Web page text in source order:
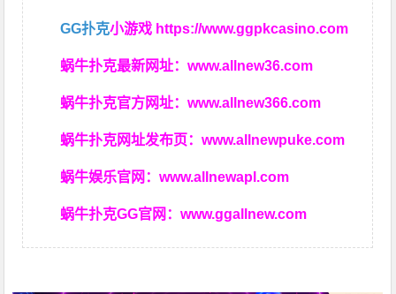
GG扑克小游戏 https://www.ggpkcasino.com
蜗牛扑克最新网址：www.allnew36.com
蜗牛扑克官方网址：www.allnew366.com
蜗牛扑克网址发布页：www.allnewpuke.com
蜗牛娱乐官网：www.allnewapl.com
蜗牛扑克GG官网：www.ggallnew.com